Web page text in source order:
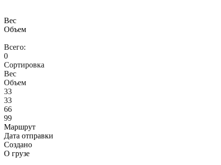
Вес
Объем
Всего:
0
Сортировка
Вес
Объем
33
33
66
99
Маршрут
Дата отправки
Создано
О грузе